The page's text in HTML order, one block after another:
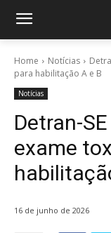
Home Notícias
para habilitação A e B
Notícias
Detran-
exame
16 de junho de 2026